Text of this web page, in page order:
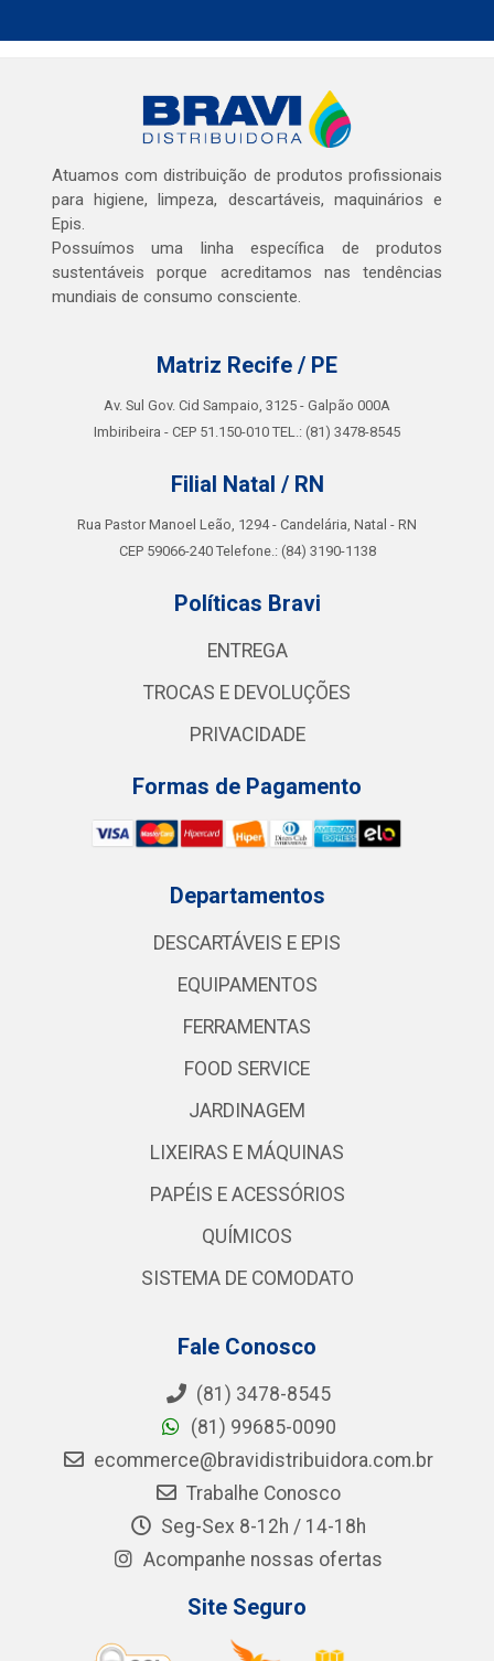
Atuamos com distribuição de produtos profissionais
para higiene, limpeza, descartáveis, maquinários e
Epis.
Possuímos uma linha específica de produtos
sustentáveis porque acreditamos nas tendências
mundiais de consumo consciente.
Matriz Recife / PE
Av. Sul Gov. Cid Sampaio, 3125 - Galpão 000A
Imbiribeira - CEP 51.150-010 TEL.: (81) 3478-8545
Filial Natal / RN
Rua Pastor Manoel Leão, 1294 - Candelária, Natal - RN
CEP 59066-240 Telefone.: (84) 3190-1138
Políticas Bravi
ENTREGA
TROCAS E DEVOLUÇÕES
PRIVACIDADE
Formas de Pagamento
Departamentos
DESCARTÁVEIS E EPIS
EQUIPAMENTOS
FERRAMENTAS
FOOD SERVICE
JARDINAGEM
LIXEIRAS E MÁQUINAS
PAPÉIS E ACESSÓRIOS
QUÍMICOS
SISTEMA DE COMODATO
Fale Conosco
(81) 3478-8545
(81) 99685-0090
ecommerce@bravidistribuidora.com.br
Trabalhe Conosco
Seg-Sex 8-12h / 14-18h
Acompanhe nossas ofertas
Site Seguro